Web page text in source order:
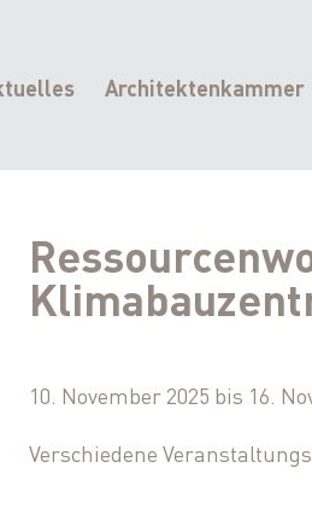
Architektenkammer
10. November 2025 bis 16.
Verschiedene